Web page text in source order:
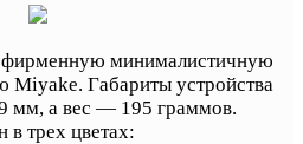
фирменную минималистичную
Miyake. Габариты устройства
мм, а вес — 195 граммов.
в трех цветах: